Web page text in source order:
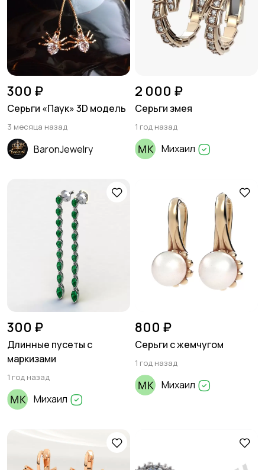
300 ₽
Серьги «Паук» 3D модель
3 месяца назад
BaronJewelry
2 000 ₽
Серьги змея
1 год назад
Михаил
300 ₽
Длинные пусеты с
маркизами
1 год назад
Михаил
800 ₽
Серьги с жемчугом
1 год назад
Михаил